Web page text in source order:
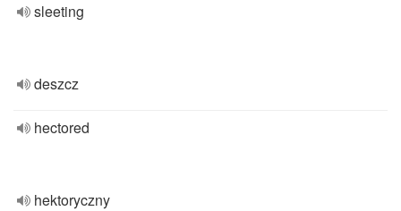
sleeting
deszcz
hectored
hektoryczny